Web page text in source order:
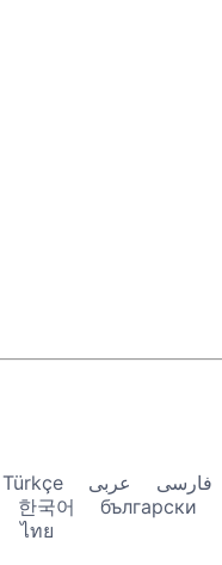
Türkçe فارسی عربى
한국어 български
ไทย